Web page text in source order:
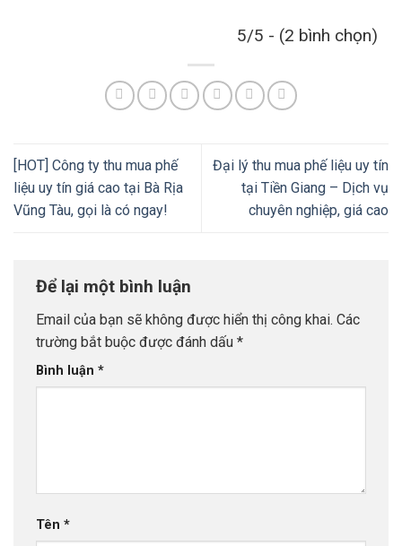
5/5 - (2 bình chọn)
[HOT] Công ty thu mua phế
liệu uy tín giá cao tại Bà Rịa
Vũng Tàu, gọi là có ngay!
Đại lý thu mua phế liệu uy tín
tại Tiền Giang – Dịch vụ
chuyên nghiệp, giá cao
Để lại một bình luận
Email của bạn sẽ không được hiển thị công khai. Các
trường bắt buộc được đánh dấu *
Bình luận *
Tên *